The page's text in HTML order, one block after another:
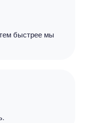
быстрее мы